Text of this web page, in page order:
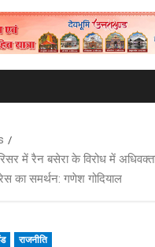
में रैन बसेरा के विरोध में
का समर्थन: गणेश गोदियाल
राजनीति